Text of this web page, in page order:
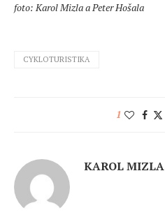
foto: Karol Mizla a Peter Hošala
CYKLOTURISTIKA
1
KAROL MIZLA